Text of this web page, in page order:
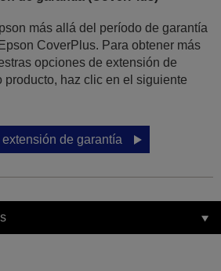
más allá del período de garantía
CoverPlus. Para obtener más
opciones de extensión de
producto, haz clic en el siguiente
de garantía